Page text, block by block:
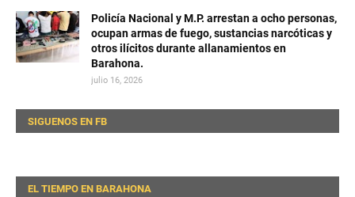
Policía Nacional y M.P. arrestan a ocho personas,
ocupan armas de fuego, sustancias narcóticas y
otros ilícitos durante allanamientos en
Barahona.
julio 16, 2026
SIGUENOS EN FB
EL TIEMPO EN BARAHONA